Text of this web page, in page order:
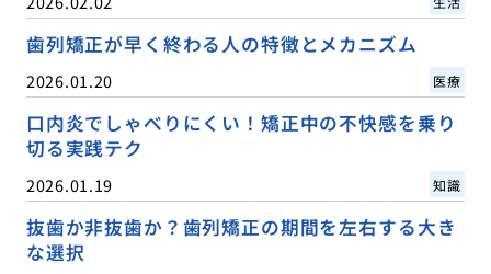
歯列矯正が早く終わる人の特徴とメカニズム
2026.01.20 医療
口内炎でしゃべりにくい！矯正中の不快感を乗り
切る実践テク
2026.01.19 知識
抜歯か非抜歯か？歯列矯正の期間を左右する大き
な選択